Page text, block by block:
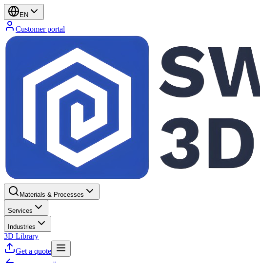
EN
Customer portal
Materials & Processes
Services
Industries
3D Library
Get a quote